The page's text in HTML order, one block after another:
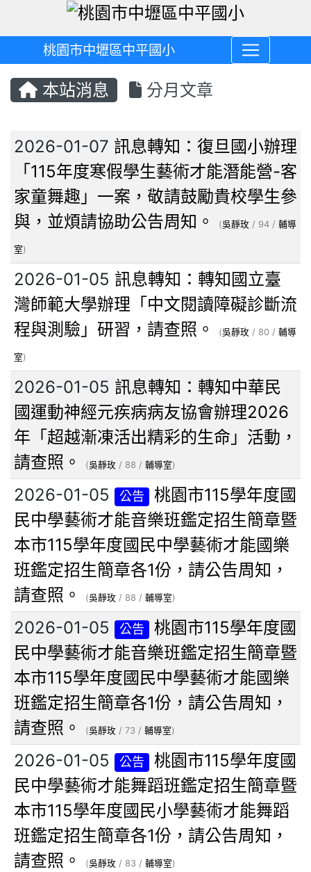
桃園市中壢區中平國小
本站消息 分月文章
文章列表
2026-01-07 訊息轉知：復旦國小辦理
「115年度寒假學生藝術才能潛能營-客
家童舞趣」一案，敬請鼓勵貴校學生參
與，並煩請協助公告周知。
(吳靜玫 / 94 / 輔導
室)
2026-01-05 訊息轉知：轉知國立臺
灣師範大學辦理「中文閱讀障礙診斷流
程與測驗」研習，請查照。
(吳靜玫 / 80 / 輔導
室)
2026-01-05 訊息轉知：轉知中華民
國運動神經元疾病病友協會辦理2026
年「超越漸凍活出精彩的生命」活動，
請查照。
(吳靜玫 / 88 / 輔導室)
2026-01-05 公告
桃園市115學年度國
民中學藝術才能音樂班鑑定招生簡章暨
本市115學年度國民中學藝術才能國樂
班鑑定招生簡章各1份，請公告周知，
請查照。
(吳靜玫 / 88 / 輔導室)
2026-01-05 公告
桃園市115學年度國
民中學藝術才能音樂班鑑定招生簡章暨
本市115學年度國民中學藝術才能國樂
班鑑定招生簡章各1份，請公告周知，
請查照。
(吳靜玫 / 73 / 輔導室)
2026-01-05 公告
桃園市115學年度國
民中學藝術才能舞蹈班鑑定招生簡章暨
本市115學年度國民小學藝術才能舞蹈
班鑑定招生簡章各1份，請公告周知，
請查照。
(吳靜玫 / 83 / 輔導室)